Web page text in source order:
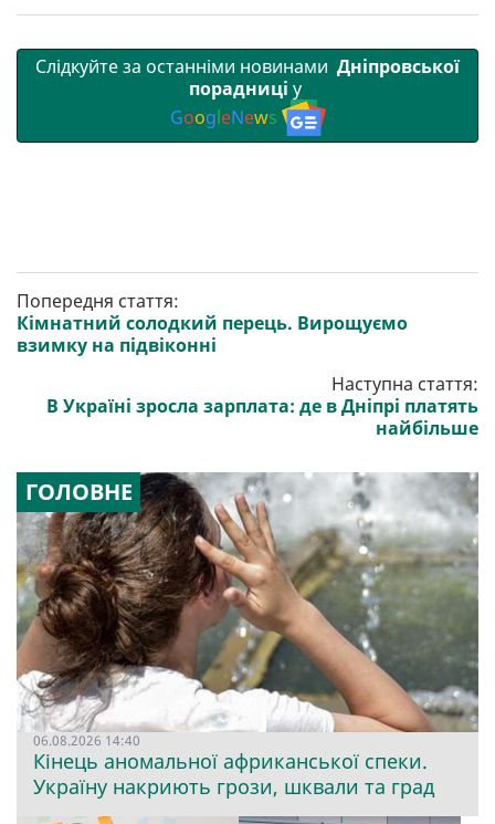
Слідкуйте за останніми новинами Дніпровської
порадниці у
GoogleNews
Попередня стаття:
Кімнатний солодкий перець. Вирощуємо
взимку на підвіконні
Наступна стаття:
В Україні зросла зарплата: де в Дніпрі платять
найбільше
ГОЛОВНЕ
06.08.2026 14:40
Кінець аномальної африканської спеки.
Україну накриють грози, шквали та град